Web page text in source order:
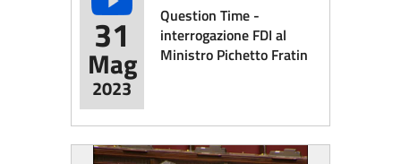
Question Time -
interrogazione FDI al
Ministro Pichetto Fratin
31
Mag
2023